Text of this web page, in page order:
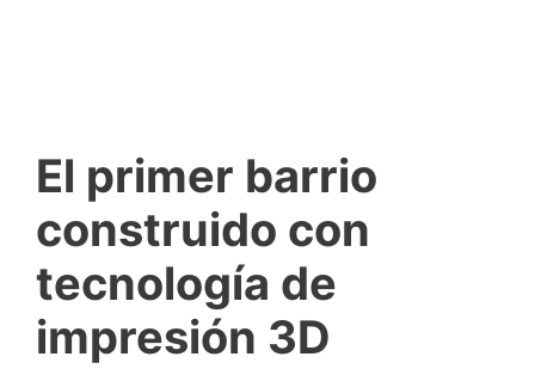
El primer barrio
construido con
tecnología de
impresión 3D